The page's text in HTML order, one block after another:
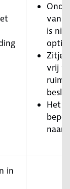
van
is niet
Zitje
vrij
Het
naar
in